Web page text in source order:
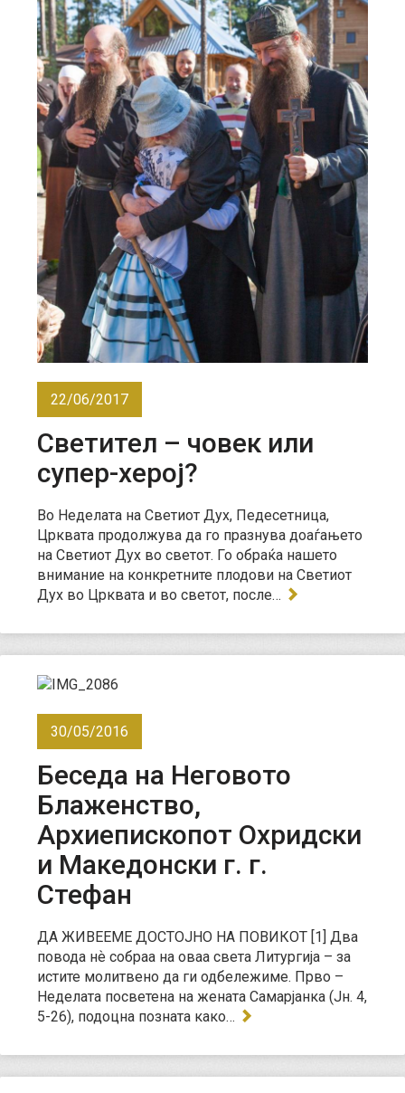
22/06/2017
Светител – човек или
супер-херој?
Во Неделата на Светиот Дух, Педесетница,
Црквата продолжува да го празнува доаѓањето
на Светиот Дух во светот. Го обраќа нашето
внимание на конкретните плодови на Светиот
Дух во Црквата и во светот, после…
30/05/2016
Беседа на Неговото
Блаженство,
Архиепископот Охридски
и Македонски г. г.
Стефан
ДА ЖИВЕЕМЕ ДОСТОЈНО НА ПОВИКОТ [1] Два
повода нѐ собраа на оваа света Литургија – за
истите молитвено да ги одбележиме. Прво –
Неделата посветена на жената Самарјанка (Јн. 4,
5-26), подоцна позната како…